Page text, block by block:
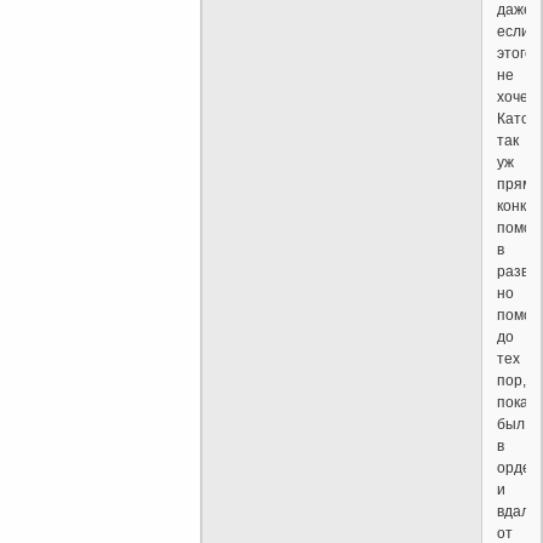
даже
если
этого
не
так
уж
прямо,
помог
в
но
до
тех
пор,
пока
был
в
и
вдали
от